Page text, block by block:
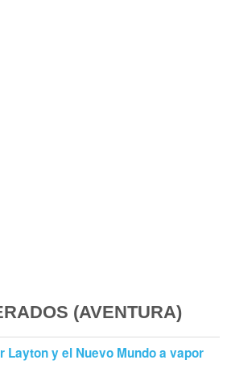
(AVENTURA)
Layton y el Nuevo Mundo a vapor